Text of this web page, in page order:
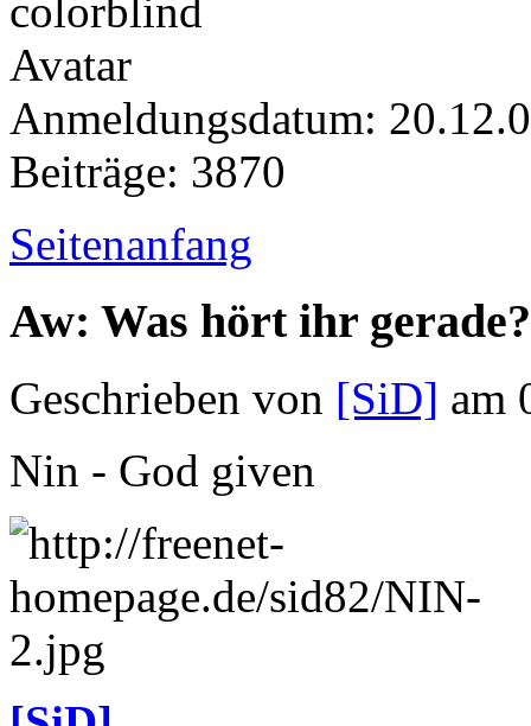
Anmeldungsdatum:
Beiträge: 3870
Seitenanfang
Aw: Was hört ihr gerade?
Geschrieben von [SiD] am
Nin - God given